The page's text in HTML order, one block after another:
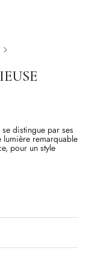
distingue par ses
remarquable
pour un style